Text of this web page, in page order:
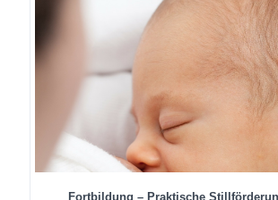
Fortbildung – Praktische